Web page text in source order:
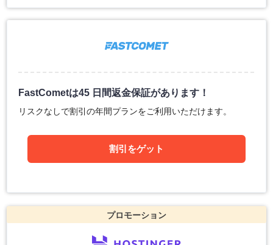
FastCometは45 日間返金保証があります！
リスクなしで割引の年間プランをご利用いただけます。
割引をゲット
プロモーション